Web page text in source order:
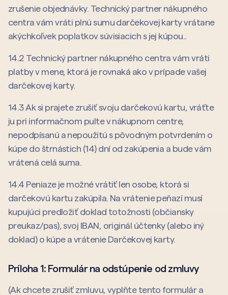
zrušenie objednávky. Technický partner nákupného
centra vám vráti plnú sumu darčekovej karty vrátane
akýchkoľvek poplatkov súvisiacich s jej kúpou..
14.2 Technický partner nákupného centra vám vráti
platby v mene, ktorá je rovnaká ako v prípade vašej
darčekovej karty.
14.3 Ak si prajete zrušiť svoju darčekovú kartu, vráťte
ju pri informačnom pulte v nákupnom centre,
nepodpísanú a nepoužitú s pôvodným potvrdením o
kúpe do štrnástich (14) dní od zakúpenia a bude vám
vrátená celá suma.
14.4 Peniaze je možné vrátiť len osobe, ktorá si
darčekovú kartu zakúpila. Na vrátenie peňazí musí
kupujúci predložiť doklad totožnosti (občiansky
preukaz/pas), svoj IBAN, originál účtenky (alebo iný
doklad) o kúpe a vrátenie Darčekovej karty.
Príloha 1: Formulár na odstúpenie od zmluvy
(Ak chcete zrušiť zmluvu, vyplňte tento formulár a